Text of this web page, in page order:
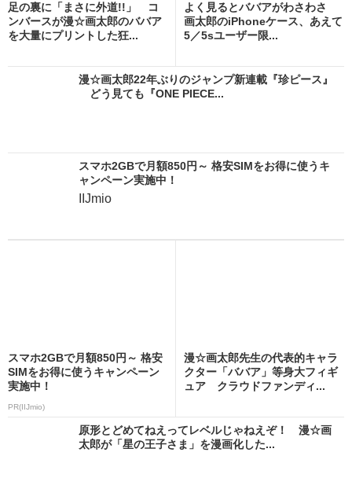
足の裏に「まさに外道!!」 コ
ンバースが漫☆画太郎のババア
を大量にプリントした狂...
よく見るとババアがわさわさ
画太郎のiPhoneケース、あえて
5／5sユーザー限...
漫☆画太郎22年ぶりのジャンプ新連載『珍ピース』
どう見ても『ONE PIECE...
スマホ2GBで月額850円～ 格安SIMをお得に使うキ
ャンペーン実施中！
IIJmio
スマホ2GBで月額850円～ 格安
SIMをお得に使うキャンペーン
実施中！
PR(IIJmio)
漫☆画太郎先生の代表的キャラ
クター「ババア」等身大フィギ
ュア クラウドファンディ...
原形とどめてねえってレベルじゃねえぞ！ 漫☆画
太郎が「星の王子さま」を漫画化した...